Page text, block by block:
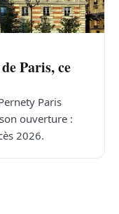
Paris, ce
Paris
ouverture :
2026.